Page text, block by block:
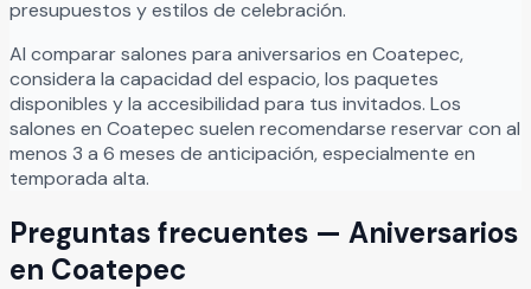
presupuestos y estilos de celebración.
Al comparar salones para aniversarios en Coatepec,
considera la capacidad del espacio, los paquetes
disponibles y la accesibilidad para tus invitados. Los
salones en Coatepec suelen recomendarse reservar con al
menos 3 a 6 meses de anticipación, especialmente en
temporada alta.
Preguntas frecuentes — Aniversarios
en Coatepec